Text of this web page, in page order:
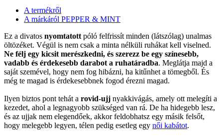
A termékről
A márkáról PEPPER & MINT
Ez a divatos nyomtatott póló felfrissít minden (látszólag) unalmas
öltözéket. Végül is nem csak a minta nélküli ruhákat kell viselned.
Ne félj egy kicsit merészkedni, és szerezz be egy színesebb,
vadabb és érdekesebb darabot a ruhatáradba. Meglátja majd a
saját szemével, hogy nem fog hibázni, ha kitűnhet a tömegből. És
még te magad is érdekesebbnek fogod érezni magad.
Ilyen biztos pont tehát a rovid-ujj nyakkivágás, amely ott melegíti a
kezedet, ahol a legnagyobb szükséged van rá. De ha hidegebb lesz,
és az ujjak nem elegendőek, akkor feldobhatsz egy másik felsőt,
hogy melegebb legyen, télen pedig esetleg egy női kabátot.